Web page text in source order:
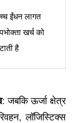
ईंधन लागत
खर्च को
है
: जबकि ऊर्जा क्षेत्र
लॉजिस्टिक्स